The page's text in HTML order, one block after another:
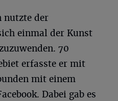
nutzte der
einmal der Kunst
70
erfasste er mit
mit einem
Dabei gab es